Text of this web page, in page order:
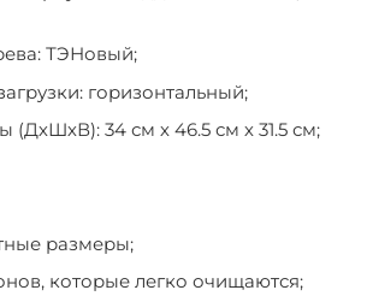
ТЭНовый;
горизонтальный;
(ДхШхВ): 34 см х 46.5 см х 31.5 см;
размеры;
которые легко очищаются;